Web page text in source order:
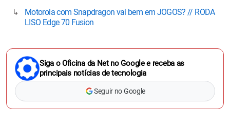
Motorola com Snapdragon vai bem em JOGOS? // RODA
LISO Edge 70 Fusion
Siga o Oficina da Net no Google e receba as
principais notícias de tecnologia
Seguir no Google